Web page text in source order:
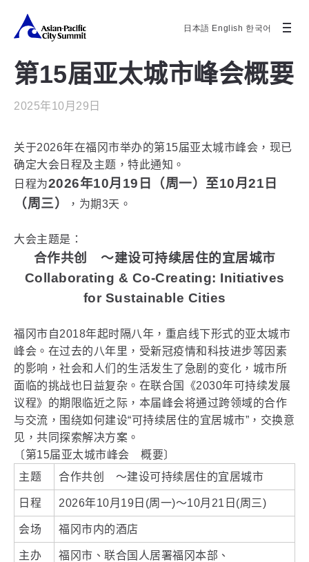
日本語 English 한국어
第15届亚太城市峰会概要
2025年10月29日
关于2026年在福冈市举办的第15届亚太城市峰会，现已
确定大会日程及主题，特此通知。
日程为2026年10月19日（周一）至10月21日
（周三）
，为期3天。
大会主题是：
合作共创 ～建设可持续居住的宜居城市
Collaborating & Co-Creating: Initiatives
for Sustainable Cities
福冈市自2018年起时隔八年，重启线下形式的亚太城市
峰会。在过去的八年里，受新冠疫情和科技进步等因素
的影响，社会和人们的生活发生了急剧的变化，城市所
面临的挑战也日益复杂。在联合国《2030年可持续发展
议程》的期限临近之际，本届峰会将通过跨领域的合作
与交流，围绕如何建设“可持续居住的宜居城市”，交换意
见，共同探索解决方案。
〔第15届亚太城市峰会 概要〕
主题
合作共创 ～建设可持续居住的宜居城市
日程 2026年10月19日(周一)～10月21日(周三)
会场 福冈市内的酒店
主办
福冈市、联合国人居署福冈本部、